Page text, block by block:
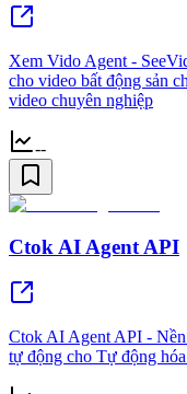
Xem Vido Agent -
cho video bất động sản
video chuyên nghiệp
--
Ctok AI Agent API
Ctok AI Agent API -
tự động cho Tự động